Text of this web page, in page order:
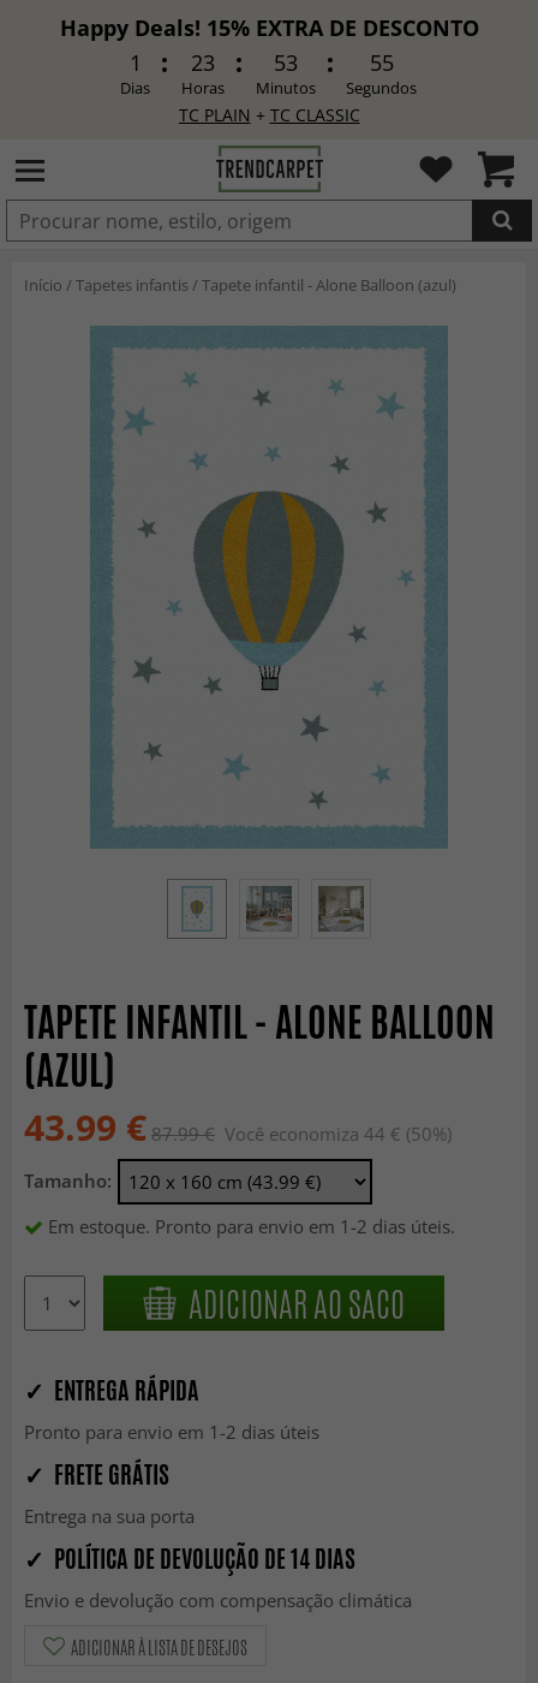
Happy Deals! 15% EXTRA DE DESCONTO
1
Dias
23
Horas
53
Minutos
53
Segundos
TC PLAIN + TC CLASSIC
ADICIONADO
Início /Tapetes infantis/Tapete infantil - Alone Balloon (azul)
TAPETE INFANTIL - ALONE BALLOON
(AZUL)
43.99 € 87.99 € Você economiza 44 € (50%)
Tamanho:
Em estoque. Pronto para envio em 1-2 dias úteis.
ADICIONAR AO SACO
✓ ENTREGA RÁPIDA
Pronto para envio em 1-2 dias úteis
✓ FRETE GRÁTIS
Entrega na sua porta
✓ POLÍTICA DE DEVOLUÇÃO DE 14 DIAS
Envio e devolução com compensação climática
ADICIONAR À LISTA DE DESEJOS